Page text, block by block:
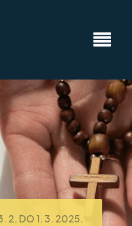
2. DO 1. 3. 2025.